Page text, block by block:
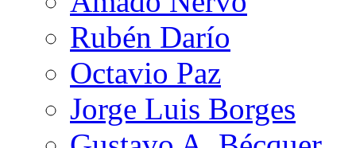
Rubén Darío
Octavio Paz
Jorge Luis Borges